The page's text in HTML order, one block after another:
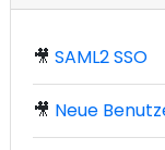
🎥 SAML2 SSO
🎥 Neue